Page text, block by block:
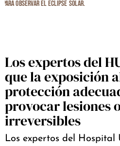
Los expertos del
que la exposición
protección
provocar lesiones
irreversibles
Los expertos del Hospital